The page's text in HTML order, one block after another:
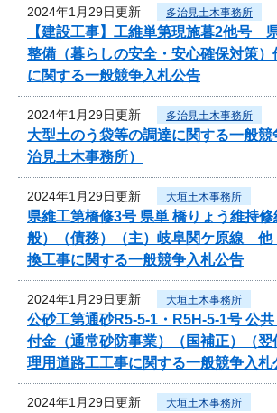
2024年1月29日更新 多治見土木事務所
【建設工事】工維単第現施暮2他号
整備（暮らしの安全・安心確保対策
に関する一般競争入札公告
2024年1月29日更新 多治見土木事務所
大型土のう袋等の調達に関する一般
治見土木事務所）
2024年1月29日更新 大垣土木事務所
県維工第橋修3号 県単 橋りょう維持
般）（債務）（主）岐阜関ケ原線
換工事に関する一般競争入札公告
2024年1月29日更新 大垣土木事務所
公砂工第通砂R5-5-1・R5H-5-1号 公
付金（通常砂防事業）（国補正）（
理用道路工工事に関する一般競争入札
2024年1月29日更新 大垣土木事務所